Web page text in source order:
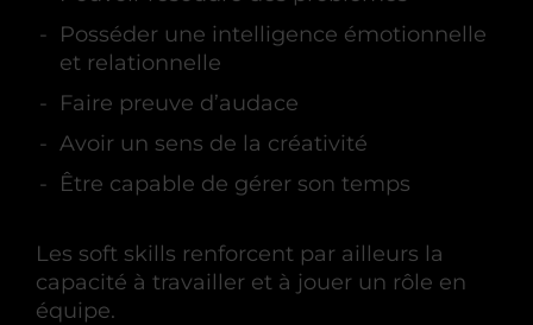
Posséder une intelligence émotionnelle
et relationnelle
Faire preuve d’audace
Avoir un sens de la créativité
Être capable de gérer son temps
Les soft skills renforcent par ailleurs la
capacité à travailler et à jouer un rôle en
équipe.